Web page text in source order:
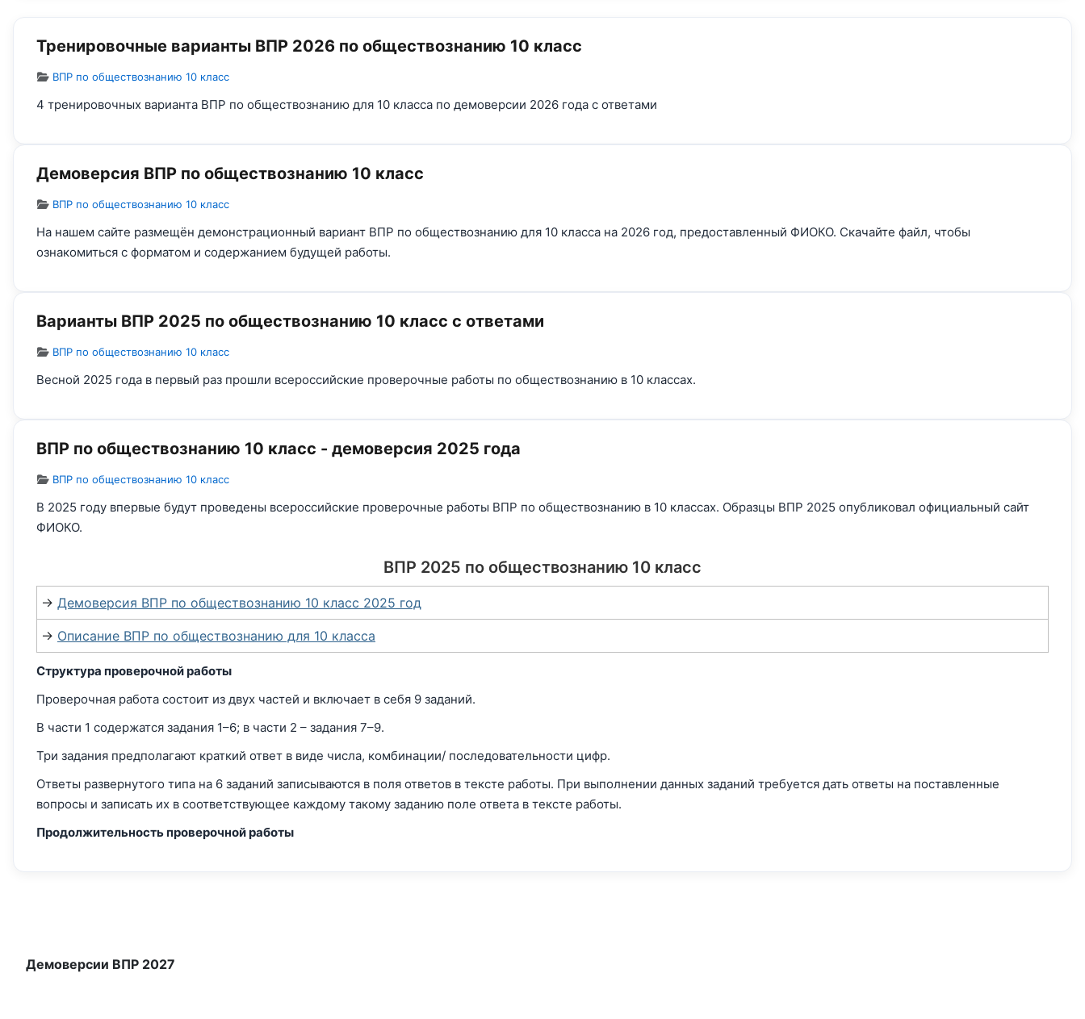
Тренировочные варианты ВПР 2026 по обществознанию 10 класс
Информация о материале
ВПР по обществознанию 10 класс
4 тренировочных варианта ВПР по обществознанию для 10 класса по демоверсии 2026 года с ответами
Демоверсия ВПР по обществознанию 10 класс
Информация о материале
ВПР по обществознанию 10 класс
На нашем сайте размещён демонстрационный вариант ВПР по обществознанию для 10 класса на 2026 год, предоставленный ФИОКО. Скачайте файл, чтобы
ознакомиться с форматом и содержанием будущей работы.
Варианты ВПР 2025 по обществознанию 10 класс с ответами
Информация о материале
ВПР по обществознанию 10 класс
Весной 2025 года в первый раз прошли всероссийские проверочные работы по обществознанию в 10 классах.
ВПР по обществознанию 10 класс - демоверсия 2025 года
Информация о материале
ВПР по обществознанию 10 класс
В 2025 году впервые будут проведены всероссийские проверочные работы ВПР по обществознанию в 10 классах. Образцы ВПР 2025 опубликовал официальный сайт
ФИОКО.
ВПР 2025 по обществознанию 10 класс
→ Демоверсия ВПР по обществознанию 10 класс 2025 год
→ Описание ВПР по обществознанию для 10 класса
Структура проверочной работы
Проверочная работа состоит из двух частей и включает в себя 9 заданий.
В части 1 содержатся задания 1–6; в части 2 – задания 7–9.
Три задания предполагают краткий ответ в виде числа, комбинации/ последовательности цифр.
Ответы развернутого типа на 6 заданий записываются в поля ответов в тексте работы. При выполнении данных заданий требуется дать ответы на поставленные
вопросы и записать их в соответствующее каждому такому заданию поле ответа в тексте работы.
Продолжительность проверочной работы
Демоверсии ВПР 2027